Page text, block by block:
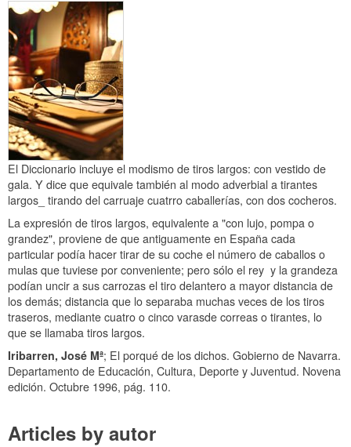
El Diccionario incluye el modismo de tiros largos: con vestido de
gala. Y dice que equivale también al modo adverbial a tirantes
largos_ tirando del carruaje cuatrro caballerías, con dos cocheros.
La expresión de tiros largos, equivalente a "con lujo, pompa o
grandez", proviene de que antiguamente en España cada
particular podía hacer tirar de su coche el número de caballos o
mulas que tuviese por conveniente; pero sólo el rey y la grandeza
podían uncir a sus carrozas el tiro delantero a mayor distancia de
los demás; distancia que lo separaba muchas veces de los tiros
traseros, mediante cuatro o cinco varasde correas o tirantes, lo
que se llamaba tiros largos.
Iribarren, José Mª; El porqué de los dichos. Gobierno de Navarra.
Departamento de Educación, Cultura, Deporte y Juventud. Novena
edición. Octubre 1996, pág. 110.
Articles by autor